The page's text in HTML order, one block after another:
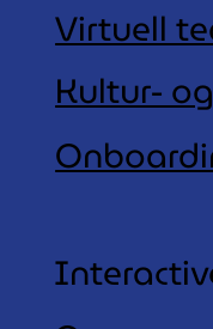
Virtuell
Kultur-